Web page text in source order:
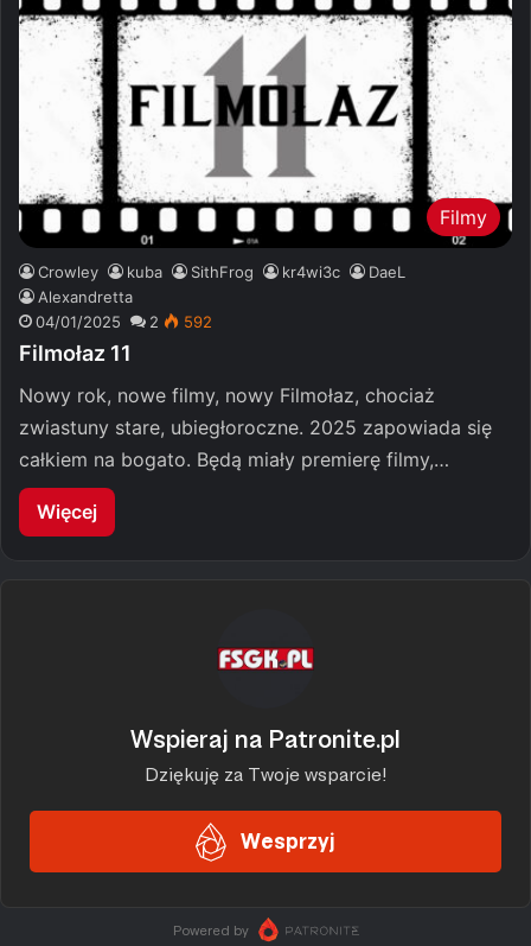
Filmy
Crowley kuba SithFrog kr4wi3c
DaeL
Alexandretta
04/01/2025
2 592
Filmołaz 11
Nowy rok, nowe filmy, nowy Filmołaz, chociaż
zwiastuny stare, ubiegłoroczne. 2025 zapowiada się
całkiem na bogato. Będą miały premierę filmy,…
Więcej